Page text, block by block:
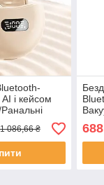
і кейсом
з
1 086,66 ₴